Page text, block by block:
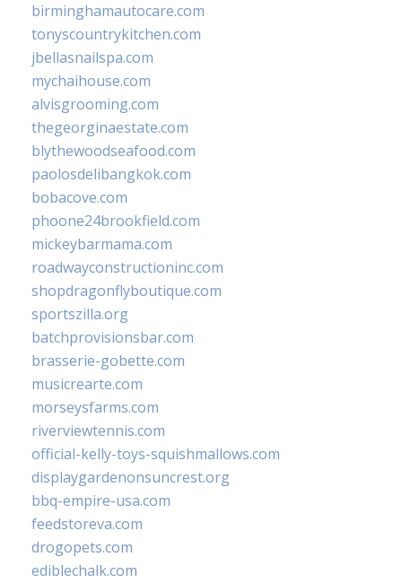
birminghamautocare.com
tonyscountrykitchen.com
jbellasnailspa.com
mychaihouse.com
alvisgrooming.com
thegeorginaestate.com
blythewoodseafood.com
paolosdelibangkok.com
bobacove.com
phoone24brookfield.com
mickeybarmama.com
roadwayconstructioninc.com
shopdragonflyboutique.com
sportszilla.org
batchprovisionsbar.com
brasserie-gobette.com
musicrearte.com
morseysfarms.com
riverviewtennis.com
official-kelly-toys-squishmallows.com
displaygardenonsuncrest.org
bbq-empire-usa.com
feedstoreva.com
drogopets.com
ediblechalk.com